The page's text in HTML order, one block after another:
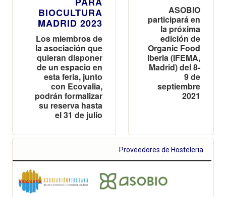
BIOCULTURA
MADRID 2023
Los miembros de
la asociación que
quieran disponer
de un espacio en
esta feria, junto
con Ecovalia,
podrán formalizar
su reserva hasta
el 31 de julio
ASOBIO
participará en
la próxima
edición de
Organic Food
Iberia (IFEMA,
Madrid) del 8-
9 de
septiembre
2021
Proveedores de Hosteleria